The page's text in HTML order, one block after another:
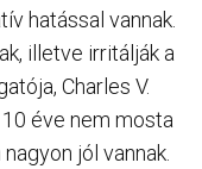
hatással vannak.
illetve irritálják a
Charles V.
éve nem mosta
jól vannak.